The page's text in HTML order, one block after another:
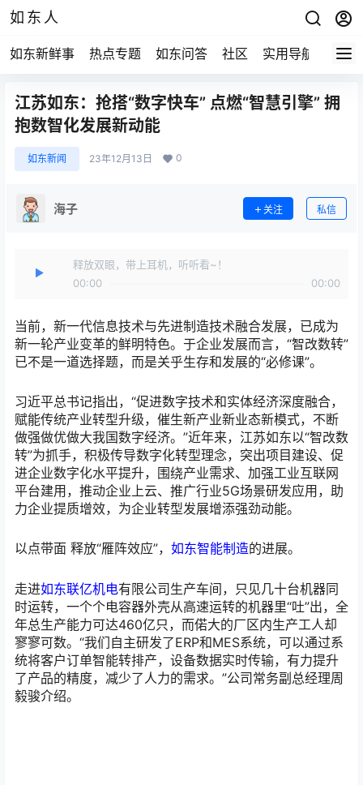
如东人
如东新鲜事 热点专题 如东问答 社区 实用导航 如东
江苏如东：抢搭“数字快车” 点燃“智慧引擎” 拥
抱数智化发展新动能
如东新闻 23年12月13日 0
海子 关注 私信
释放双眼，带上耳机，听听看~！
00:00
00:00
当前，新一代信息技术与先进制造技术融合发展，已成为
新一轮产业变革的鲜明特色。于企业发展而言，“智改数转”
已不是一道选择题，而是关乎生存和发展的“必修课”。
习近平总书记指出，“促进数字技术和实体经济深度融合，
赋能传统产业转型升级，催生新产业新业态新模式，不断
做强做优做大我国数字经济。”近年来，江苏如东以“智改数
转”为抓手，积极传导数字化转型理念，突出项目建设、促
进企业数字化水平提升，围绕产业需求、加强工业互联网
平台建用，推动企业上云、推广行业5G场景研发应用，助
力企业提质增效，为企业转型发展增添强劲动能。
以点带面 释放“雁阵效应”， 如东智能制造的进展。
走进如东联亿机电有限公司生产车间，只见几十台机器同
时运转，一个个电容器外壳从高速运转的机器里“吐”出，全
年总生产能力可达460亿只，而偌大的厂区内生产工人却
寥寥可数。“我们自主研发了ERP和MES系统，可以通过系
统将客户订单智能转排产，设备数据实时传输，有力提升
了产品的精度，减少了人力的需求。”公司常务副总经理周
毅骏介绍。